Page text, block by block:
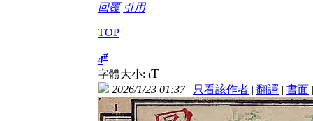
回覆 引用
TOP
4#
字體大小: tT
2026/1/23 01:37| 只看該作者 | 翻譯 | 書面